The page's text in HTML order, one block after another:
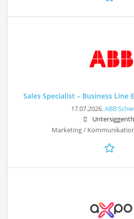
Sales Specialist – Business Line
17.07.2026,ABB
Marketing /